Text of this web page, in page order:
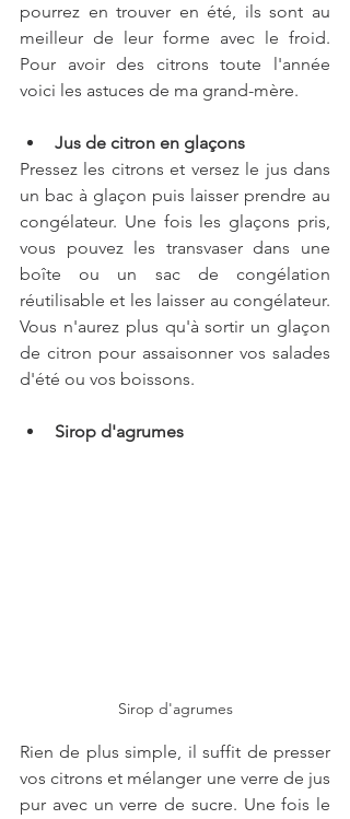
pourrez en trouver en été, ils sont au
meilleur de leur forme avec le froid.
Pour avoir des citrons toute l'année
voici les astuces de ma grand-mère.
Jus de citron en glaçons
Pressez les citrons et versez le jus dans
un bac à glaçon puis laisser prendre au
congélateur. Une fois les glaçons pris,
vous pouvez les transvaser dans une
boîte ou un sac de congélation
réutilisable et les laisser au congélateur.
Vous n'aurez plus qu'à sortir un glaçon
de citron pour assaisonner vos salades
d'été ou vos boissons.
Sirop d'agrumes
Sirop d'agrumes
Rien de plus simple, il suffit de presser
vos citrons et mélanger une verre de jus
pur avec un verre de sucre. Une fois le